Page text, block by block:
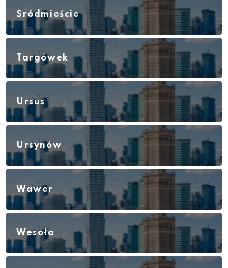
Śródmieście
Targówek
Ursus
Ursynów
Wawer
Wesoła